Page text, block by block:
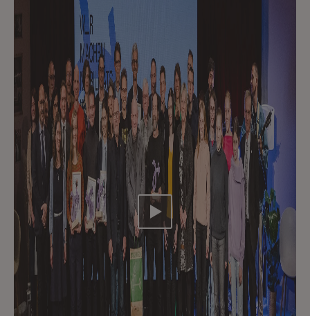
Video abspielen